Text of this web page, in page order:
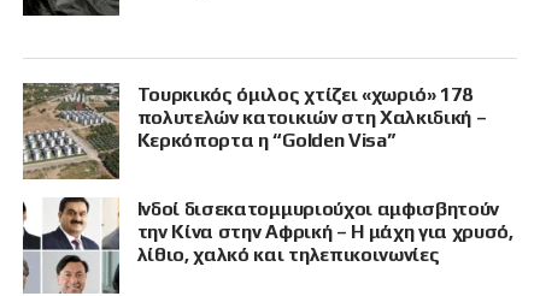
Τουρκικός όμιλος χτίζει «χωριό» 178
πολυτελών κατοικιών στη Χαλκιδική –
Κερκόπορτα η “Golden Visa”
Ινδοί δισεκατομμυριούχοι αμφισβητούν
την Κίνα στην Αφρική – Η μάχη για χρυσό,
λίθιο, χαλκό και τηλεπικοινωνίες